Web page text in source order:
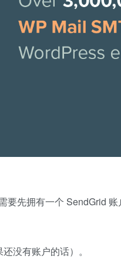
先拥有一个 SendGrid 账
没有账户的话）。